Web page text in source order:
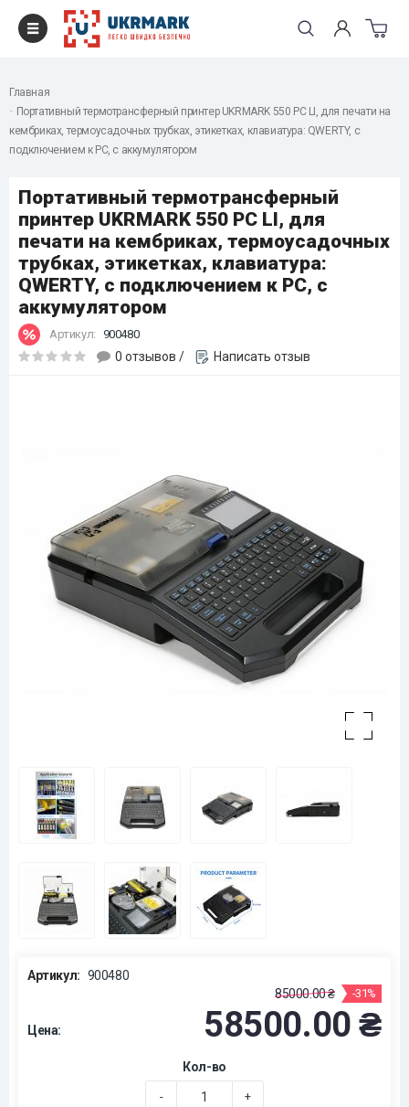
Главная
Портативный термотрансферный принтер UKRMARK 550 PC LI, для печати на
кембриках, термоусадочных трубках, этикетках, клавиатура: QWERTY, с
подключением к PC, с аккумулятором
Портативный термотрансферный
принтер UKRMARK 550 PC LI, для
печати на кембриках, термоусадочных
трубках, этикетках, клавиатура:
QWERTY, с подключением к PC, с
аккумулятором
Артикул: 900480
0 отзывов / Написать отзыв
Артикул: 900480
Цена:
85000.00 ₴ -31%
58500.00 ₴
Кол-во
- +